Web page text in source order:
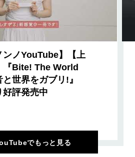
ンノYouTube】【上
『Bite! The World
世界をガブリ!』
好評発売中
でもっと見る